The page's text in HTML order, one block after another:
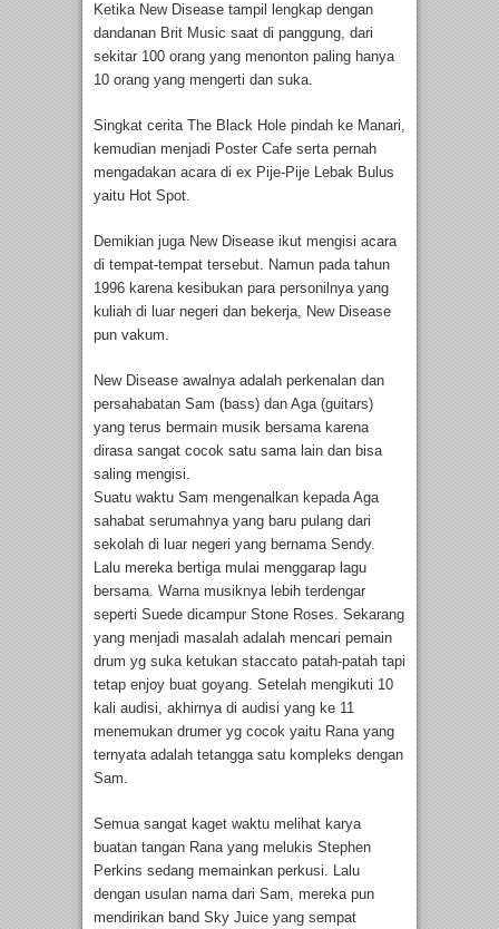
Ketika New Disease tampil lengkap dengan
dandanan Brit Music saat di panggung, dari
sekitar 100 orang yang menonton paling hanya
10 orang yang mengerti dan suka.
Singkat cerita The Black Hole pindah ke Manari,
kemudian menjadi Poster Cafe serta pernah
mengadakan acara di ex Pije-Pije Lebak Bulus
yaitu Hot Spot.
Demikian juga New Disease ikut mengisi acara
di tempat-tempat tersebut. Namun pada tahun
1996 karena kesibukan para personilnya yang
kuliah di luar negeri dan bekerja, New Disease
pun vakum.
New Disease awalnya adalah perkenalan dan
persahabatan Sam (bass) dan Aga (guitars)
yang terus bermain musik bersama karena
dirasa sangat cocok satu sama lain dan bisa
saling mengisi.
Suatu waktu Sam mengenalkan kepada Aga
sahabat serumahnya yang baru pulang dari
sekolah di luar negeri yang bernama Sendy.
Lalu mereka bertiga mulai menggarap lagu
bersama. Warna musiknya lebih terdengar
seperti Suede dicampur Stone Roses. Sekarang
yang menjadi masalah adalah mencari pemain
drum yg suka ketukan staccato patah-patah tapi
tetap enjoy buat goyang. Setelah mengikuti 10
kali audisi, akhirnya di audisi yang ke 11
menemukan drumer yg cocok yaitu Rana yang
ternyata adalah tetangga satu kompleks dengan
Sam.
Semua sangat kaget waktu melihat karya
buatan tangan Rana yang melukis Stephen
Perkins sedang memainkan perkusi. Lalu
dengan usulan nama dari Sam, mereka pun
mendirikan band Sky Juice yang sempat